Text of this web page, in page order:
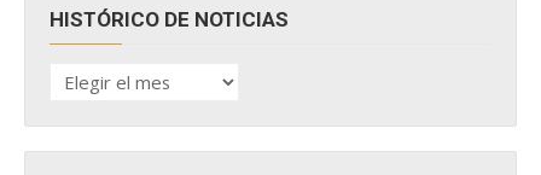
HISTÓRICO DE NOTICIAS
HISTÓRICO
DE